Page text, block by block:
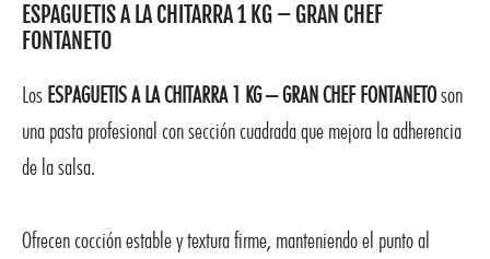
ESPAGUETIS A LA CHITARRA 1 KG – GRAN CHEF
FONTANETO
Los ESPAGUETIS A LA CHITARRA 1 KG – GRAN CHEF FONTANETOson
una pasta profesional con sección cuadrada que mejora la adherencia
de la salsa.
Ofrecen cocción estable y textura firme, manteniendo el punto al